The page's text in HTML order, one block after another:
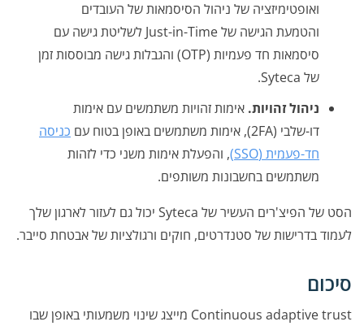
ואופטימיזציה של ניהול הסיסמאות של העובדים
והטמעת הגישה של Just-in-Time לשליטת גישה עם
סיסמאות חד פעמיות (OTP) והגבלות גישה מבוססות זמן
של Syteca.
ניהול זהויות. אימות זהויות משתמשים עם אימות
דו-שלבי (2FA), אימות משתמשים באופן בטוח עם
כניסה
חד-פעמית (SSO)
, והפעלת אימות משני כדי לזהות
משתמשים בחשבונות משותפים.
הסט של הפיצ'רים העשיר של Syteca יכול גם לעזור לארגון שלך
לעמוד בדרישות של סטנדרטים, חוקים ורגולציות של אבטחת סייבר.
סיכום
Continuous adaptive trust מייצג שינוי משמעותי באופן שבו